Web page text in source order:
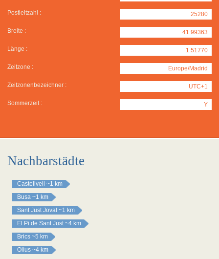
Postleitzahl : 25280
Breite : 41.99363
Länge : 1.51770
Zeitzone : Europe/Madrid
Zeitzonenbezeichner : UTC+1
Sommerzeit : Y
Nachbarstädte
Castellvell
~1 km
Busa ~1 km
Sant Just Joval ~1 km
El Pi de Sant Just ~4 km
Brics ~5 km
Olíus ~4 km